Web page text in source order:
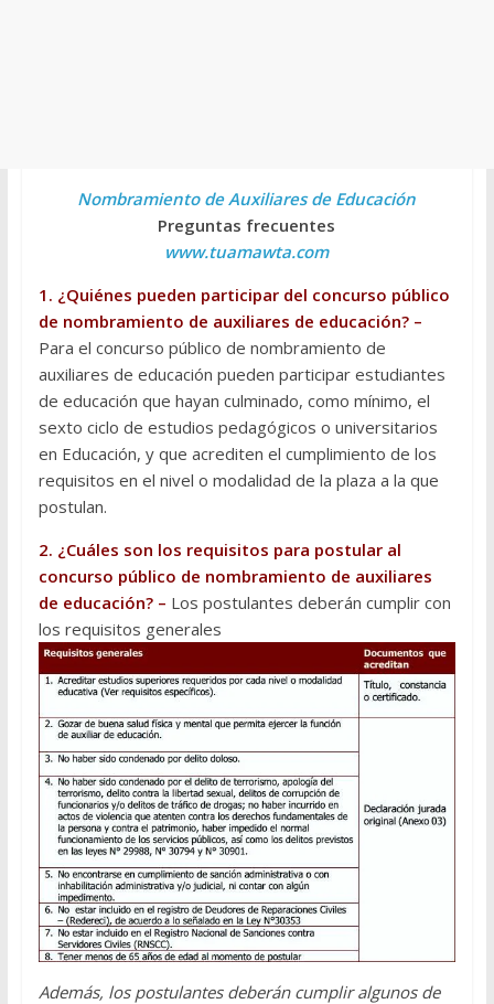
Nombramiento de Auxiliares de Educación
Preguntas frecuentes
www.tuamawta.com
1. ¿Quiénes pueden participar del concurso público
de nombramiento de auxiliares de educación? –
Para el concurso público de nombramiento de
auxiliares de educación pueden participar estudiantes
de educación que hayan culminado, como mínimo, el
sexto ciclo de estudios pedagógicos o universitarios
en Educación, y que acrediten el cumplimiento de los
requisitos en el nivel o modalidad de la plaza a la que
postulan.
2. ¿Cuáles son los requisitos para postular al
concurso público de nombramiento de auxiliares
de educación? – Los postulantes deberán cumplir con
los requisitos generales
Además, los postulantes deberán cumplir algunos de